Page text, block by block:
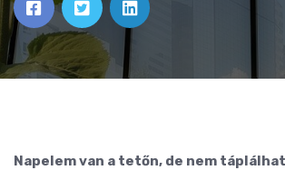
Napelem van a tetőn, de nem